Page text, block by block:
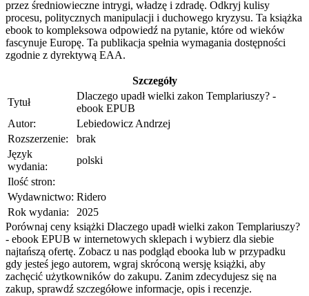
przez średniowieczne intrygi, władzę i zdradę. Odkryj kulisy
procesu, politycznych manipulacji i duchowego kryzysu. Ta książka
ebook to kompleksowa odpowiedź na pytanie, które od wieków
fascynuje Europę. Ta publikacja spełnia wymagania dostępności
zgodnie z dyrektywą EAA.
Szczegóły
Tytuł
Dlaczego upadł wielki zakon Templariuszy? -
ebook EPUB
Autor:
Lebiedowicz Andrzej
Rozszerzenie:
brak
Język
wydania:
polski
Ilość stron:
Wydawnictwo: Ridero
Rok wydania:
2025
Porównaj ceny książki Dlaczego upadł wielki zakon Templariuszy?
- ebook EPUB w internetowych sklepach i wybierz dla siebie
najtańszą ofertę. Zobacz u nas podgląd ebooka lub w przypadku
gdy jesteś jego autorem, wgraj skróconą wersję książki, aby
zachęcić użytkowników do zakupu. Zanim zdecydujesz się na
zakup, sprawdź szczegółowe informacje, opis i recenzje.